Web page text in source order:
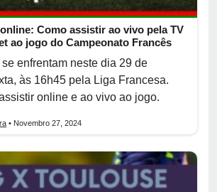
Como assistir ao vivo pela TV
ao jogo do Campeonato Francês
enfrentam neste dia 29 de
às 16h45 pela Liga Francesa.
online e ao vivo ao jogo.
• Novembro 27, 2024